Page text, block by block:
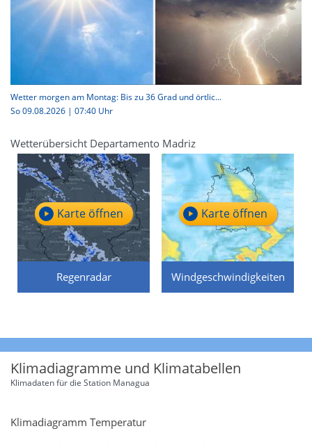
Wetter morgen am Montag: Bis zu 36 Grad und örtlic...
So 09.08.2026 | 07:40 Uhr
Wetterübersicht Departamento Madriz
Regenradar
Karte öffnen
Windgeschwindigkeiten
Karte öffnen
Klimadiagramme und Klimatabellen
Klimadaten für die Station Managua
Klimadiagramm Temperatur